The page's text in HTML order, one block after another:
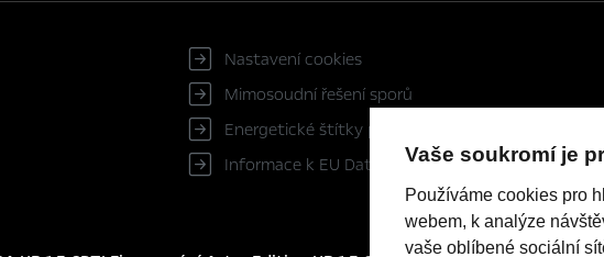
Nastavení cookies
Mimosoudní řešení sporů
Energetické štítky pneumatik
Informace k EU Data ActVaše soukromí je
Používáme cookies pro
webem, k analýze
vaše oblíbené sociální